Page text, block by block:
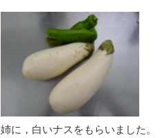
姉に，白いナスをもらいました。